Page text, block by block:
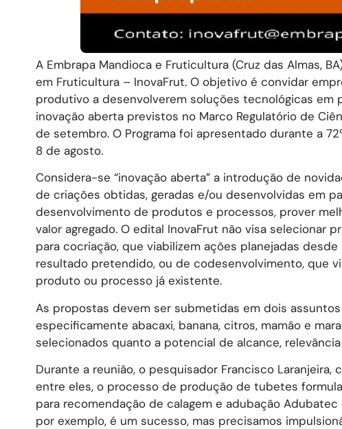
A Embrapa Mandioca e Fruticultura (Cruz das Almas,
em Fruticultura – InovaFrut. O objetivo é convidar
produtivo a desenvolverem soluções tecnológicas em
inovação aberta previstos no Marco Regulatório de
de setembro. O Programa foi apresentado durante a
8 de agosto.
Considera-se “inovação aberta” a introdução de
de criações obtidas, geradas e/ou desenvolvidas em
desenvolvimento de produtos e processos, prover
valor agregado. O edital InovaFrut não visa
para cocriação, que viabilizem ações planejadas
resultado pretendido, ou de codesenvolvimento, que
produto ou processo já existente.
As propostas devem ser submetidas em dois
especificamente abacaxi, banana, citros, mamão e
selecionados quanto a potencial de alcance,
Durante a reunião, o pesquisador Francisco
entre eles, o processo de produção de tubetes
para recomendação de calagem e adubação Adubatec
por exemplo, é um sucesso, mas precisamos